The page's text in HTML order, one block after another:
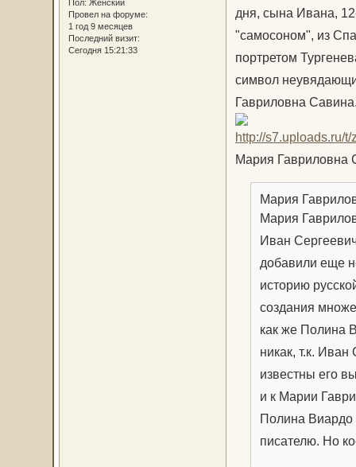
Пол: Женский
Провел на форуме:
1 год 9 месяцев
Последний визит:
Сегодня 15:21:33
дня, сына Ивана,
"самосоном", из
портретом
символ
Гавриловна
Мария Гавриловна
Мария
Мария
Иван
добавили еще
историю
создания
как же Полина
никак, т.к.
известны его
и к Марии
Полина Виардо
писателю. Но